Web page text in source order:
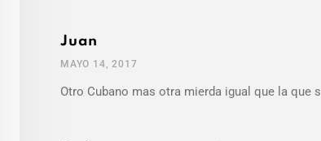
Juan
MAYO 14, 2017
Otro Cubano mas otra mierda igual que la que